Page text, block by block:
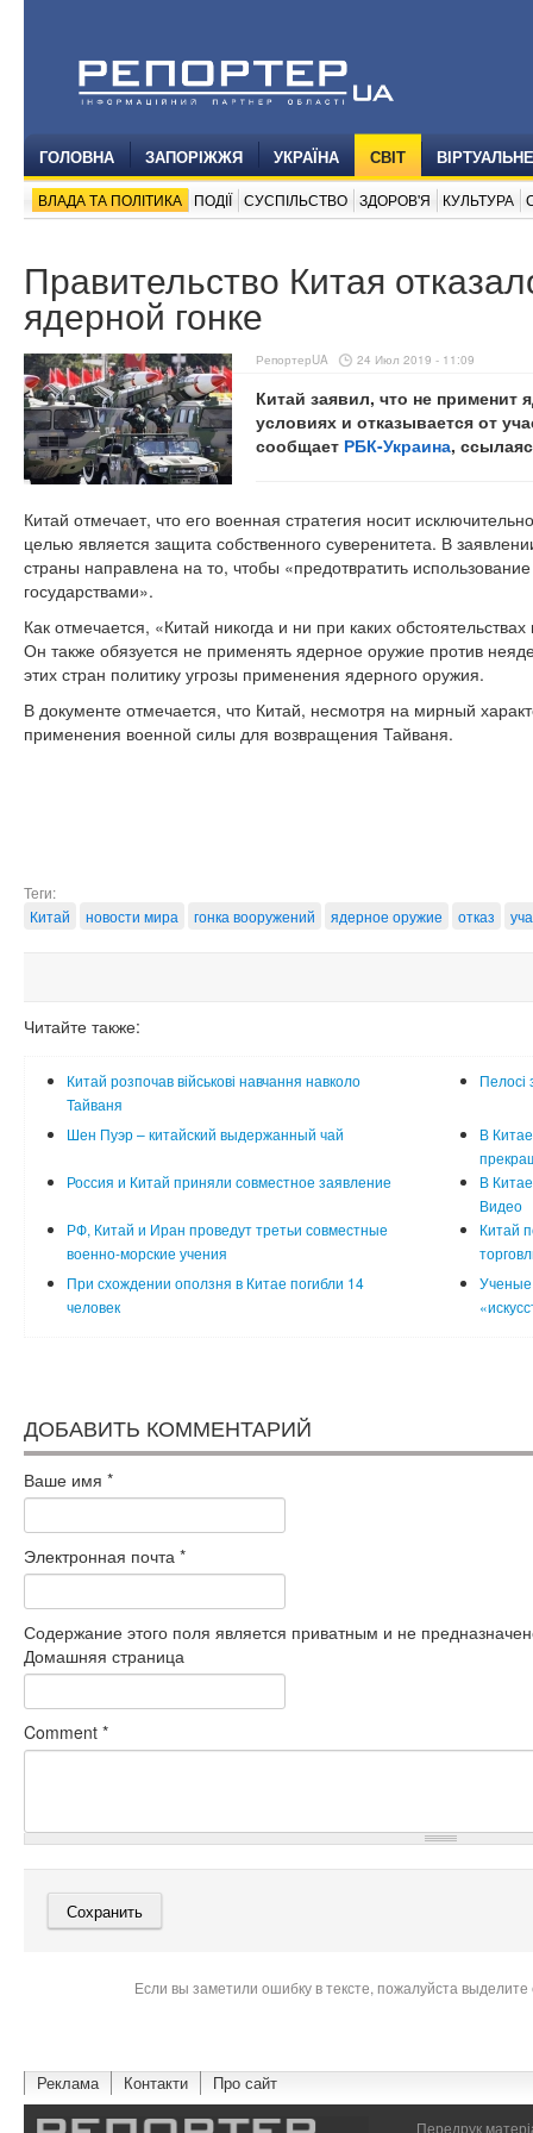
ГОЛОВНА ЗАПОРІЖЖЯ УКРАЇНА СВІТ
ВЛАДА ТА ПОЛІТИКА ПОДІЇ СУСПІЛЬСТВО ЗДОРОВ'Я КУЛЬТУРА
Правительство Китая
ядерной гонке
РепортерUA 24 Июл 2019 - 11:09
Китай заявил, что не
условиях и отказывается от
сообщает РБК-Украина,
Китай отмечает, что его военная стратегия носит
целью является защита собственного суверенитета. В
страны направлена на то, чтобы «предотвратить
государствами».
Как отмечается, «Китай никогда и ни при каких
Он также обязуется не применять ядерное оружие против
этих стран политику угрозы применения ядерного оружия.
В документе отмечается, что Китай, несмотря на мирный
применения военной силы для возвращения Тайваня.
Теги:
Китай
новости мира гонка вооружений ядерное оружие отказ
Читайте также:
Китай розпочав військові навчання навколо
Тайваня
Пелосі
Шен Пуэр – китайский выдержанный чай
В
Россия и Китай приняли совместное заявление
В
Видео
РФ, Китай и Иран проведут третьи совместные
военно-морские учения
Китай
При схождении оползня в Китае погибли 14
человек
Ученые
ДОБАВИТЬ КОММЕНТАРИЙ
Ваше имя *
Электронная почта *
Содержание этого поля является приватным и не
Домашняя страница
Comment *
Если вы заметили ошибку в тексте, пожалуйста
Реклама Контакти Про сайт
Передрук